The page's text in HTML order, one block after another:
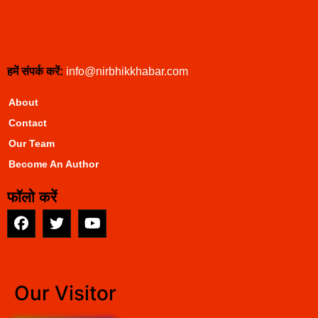
हमें संपर्क करें: info@nirbhikkhabar.com
About
Contact
Our Team
Become An Author
फॉलो करें
Our Visitor